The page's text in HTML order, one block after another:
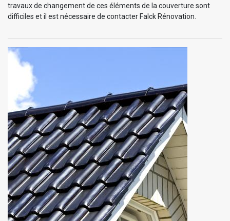
travaux de changement de ces éléments de la couverture sont
difficiles et il est nécessaire de contacter Falck Rénovation.